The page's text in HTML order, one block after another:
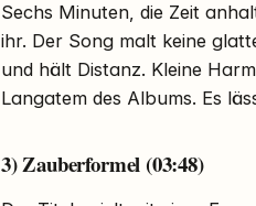
Sechs Minuten, die Zeit
ihr. Der Song malt keine
und hält Distanz. Kleine
Langatem des Albums. Es
3) Zauberformel (03:48)